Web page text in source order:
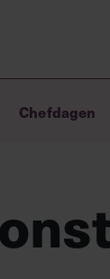
C+
i
Chefdagen